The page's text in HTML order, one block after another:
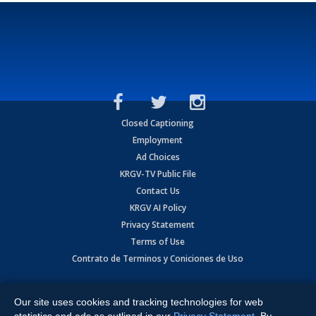
Closed Captioning
Employment
Ad Choices
KRGV-TV Public File
Contact Us
KRGV AI Policy
Privacy Statement
Terms of Use
Contrato de Terminos y Coniciones de Uso
Expressway, Weslaco, TX 78596.
Our site uses cookies and tracking technologies for web